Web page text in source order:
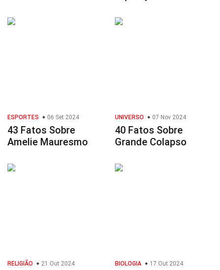
ESPORTES 06 Set 2024
43 Fatos Sobre
Amelie Mauresmo
UNIVERSO 07 Nov 2024
40 Fatos Sobre
Grande Colapso
RELIGIÃO 21 Out 2024 BIOLOGIA 17 Out 2024